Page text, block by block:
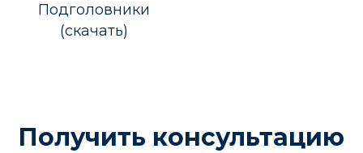
Подголовники
(скачать)
Получить консультацию